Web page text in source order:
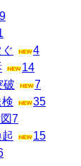
9
4
14
破
7
35
7
15